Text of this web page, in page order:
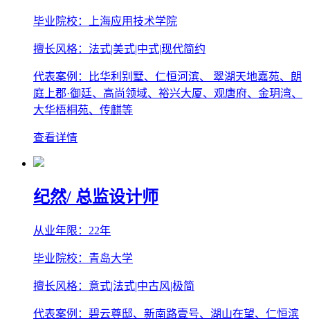
毕业院校：上海应用技术学院
擅长风格：法式|美式|中式|现代简约
代表案例：比华利别墅、仁恒河滨、 翠湖天地嘉苑、朗
庭上郡·御廷、高尚领域、裕兴大厦、观唐府、金玥湾、
大华梧桐苑、传麒等
查看详情
纪然/ 总监设计师
从业年限：22年
毕业院校：青岛大学
擅长风格：意式|法式|中古风|极简
代表案例：碧云尊邸、新南路壹号、湖山在望、仁恒滨